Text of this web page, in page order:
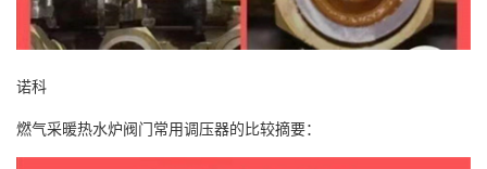
诺科
燃气采暖热水炉阀门常用调压器的比较摘要：